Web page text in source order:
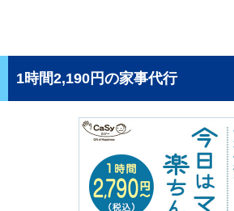
1時間2,190円の家事代行